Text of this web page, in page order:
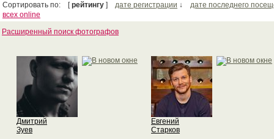
Сортировать по: [рейтингу ] дате регистрации ↓ дате последнего
всех online
Расширенный поиск фотографов
Дмитрий
Зуев
Евгений
Старков